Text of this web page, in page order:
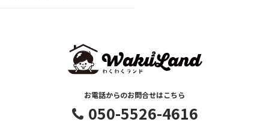
お電話からのお問合せはこちら
050-5526-4616